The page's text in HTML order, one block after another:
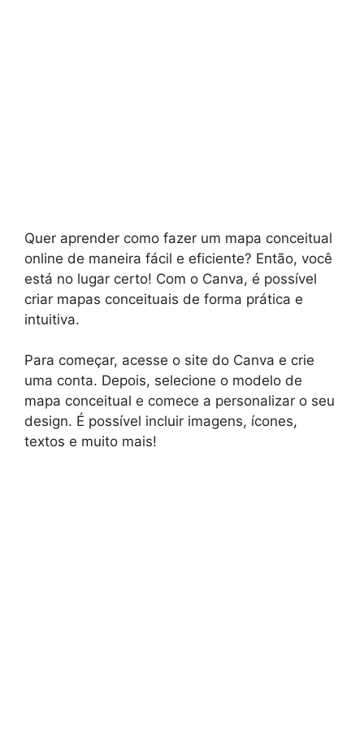
Quer aprender como fazer um mapa conceitual
online de maneira fácil e eficiente? Então, você
está no lugar certo! Com o Canva, é possível
criar mapas conceituais de forma prática e
intuitiva.
Para começar, acesse o site do Canva e crie
uma conta. Depois, selecione o modelo de
mapa conceitual e comece a personalizar o seu
design. É possível incluir imagens, ícones,
textos e muito mais!